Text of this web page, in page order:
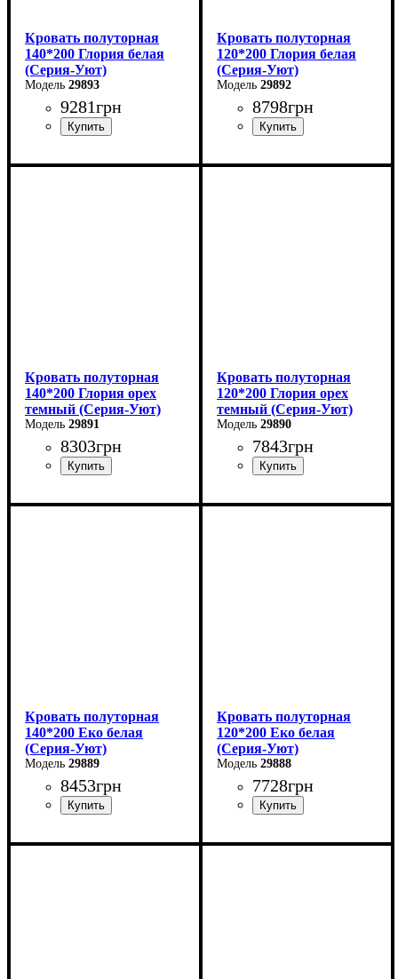
Кровать полуторная
140*200 Глория белая
(Серия-Уют)
29893
9281грн
Ширина: 140 см
Кровать полуторная
120*200 Глория белая
(Серия-Уют)
29892
8798грн
Ширина: 120 см
Кровать полуторная
140*200 Глория орех
темный (Серия-Уют)
29891
8303грн
Ширина: 140 см
Кровать полуторная
120*200 Глория орех
темный (Серия-Уют)
29890
7843грн
Ширина: 120 см
Кровать полуторная
140*200 Еко белая
(Серия-Уют)
29889
8453грн
Ширина: 144 см
Кровать полуторная
120*200 Еко белая
(Серия-Уют)
29888
7728грн
Ширина: 124 см